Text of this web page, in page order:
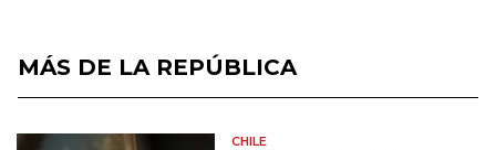
MÁS DE LA REPÚBLICA
CHILE